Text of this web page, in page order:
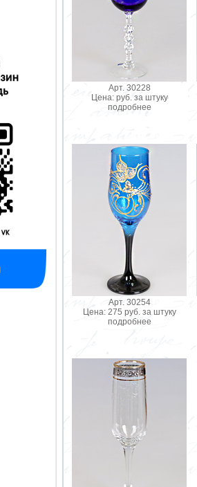
Арт. 30228
Цена: руб. за штуку
подробнее
Арт. 30254
Цена: 275 руб. за штуку
подробнее